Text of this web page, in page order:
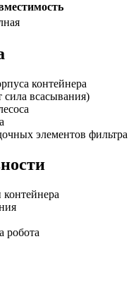
контейнера
сила всасывания)
элементов фильтра
контейнера
робота